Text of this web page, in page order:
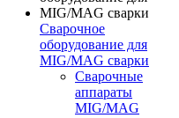
Сварочное
оборудование для
MIG/MAG сварки
Сварочные
аппараты
MIG/MAG